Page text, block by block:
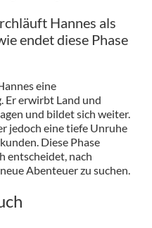
Hannes als
endet diese Phase
eine
Er erwirbt Land und
und bildet sich weiter.
jedoch eine tiefe Unruhe
Diese Phase
entscheidet, nach
Abenteuer zu suchen.